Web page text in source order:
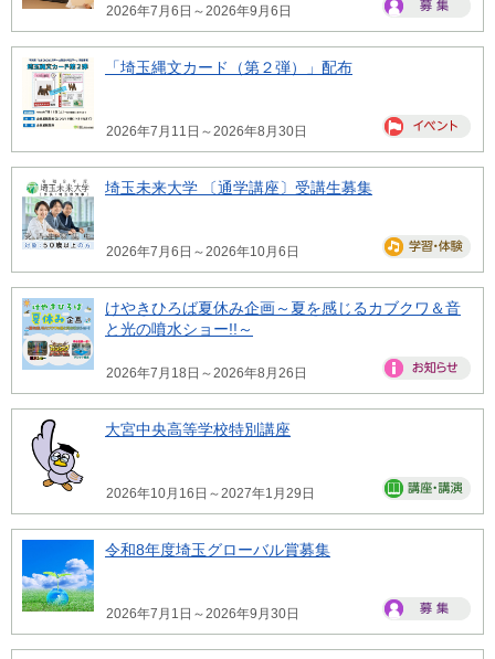
2026年7月6日～2026年9月6日
「埼玉縄文カード（第２弾）」配布
2026年7月11日～2026年8月30日
埼玉未来大学 〔通学講座〕受講生募集
2026年7月6日～2026年10月6日
けやきひろば夏休み企画～夏を感じるカブクワ＆音
と光の噴水ショー!!～
2026年7月18日～2026年8月26日
大宮中央高等学校特別講座
2026年10月16日～2027年1月29日
令和8年度埼玉グローバル賞募集
2026年7月1日～2026年9月30日